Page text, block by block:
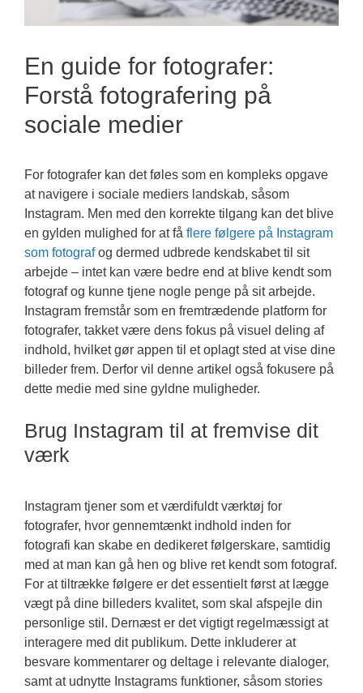
En guide for fotografer:
Forstå fotografering på
sociale medier
For fotografer kan det føles som en kompleks opgave
at navigere i sociale mediers landskab, såsom
Instagram. Men med den korrekte tilgang kan det blive
en gylden mulighed for at få flere følgere på Instagram
som fotografog dermed udbrede kendskabet til sit
arbejde – intet kan være bedre end at blive kendt som
fotograf og kunne tjene nogle penge på sit arbejde.
Instagram fremstår som en fremtrædende platform for
fotografer, takket være dens fokus på visuel deling af
indhold, hvilket gør appen til et oplagt sted at vise dine
billeder frem. Derfor vil denne artikel også fokusere på
dette medie med sine gyldne muligheder.
Brug Instagram til at fremvise dit
værk
Instagram tjener som et værdifuldt værktøj for
fotografer, hvor gennemtænkt indhold inden for
fotografi kan skabe en dedikeret følgerskare, samtidig
med at man kan gå hen og blive ret kendt som fotograf.
For at tiltrække følgere er det essentielt først at lægge
vægt på dine billeders kvalitet, som skal afspejle din
personlige stil. Dernæst er det vigtigt regelmæssigt at
interagere med dit publikum. Dette inkluderer at
besvare kommentarer og deltage i relevante dialoger,
samt at udnytte Instagrams funktioner, såsom stories